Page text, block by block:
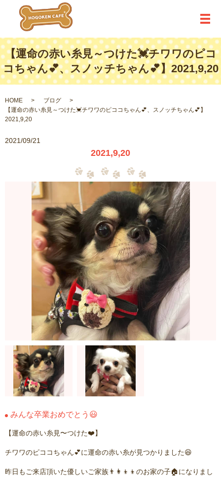
メ
【運命の赤い糸見～つけた💓チワワのピコ
コちゃん💕、スノッチちゃん💕】2021,9,20
HOME
ブログ
【運命の赤い糸見～つけた💓チワワのピココちゃん💕、スノッチちゃん💕】
2021,9,20
2021/09/21
2021,9,20
みんな卒業おめでとう😃
【運命の赤い糸見〜つけた❤️】
チワワのピココちゃん💕に運命の赤い糸が見つかりました😆
昨日もご来店頂いた優しいご家族👨‍👩‍👦‍👦のお家の子🏠になりまし